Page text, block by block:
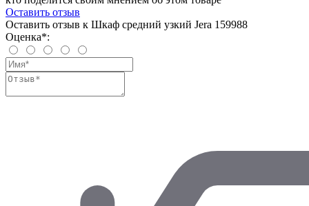
Оставить отзыв
Оставить отзыв к Шкаф средний узкий Jera 159988
Оценка*: